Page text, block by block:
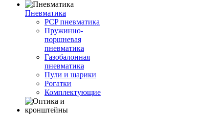
Пневматика
PCP пневматика
Пружинно-
поршневая
пневматика
Газобалонная
пневматика
Пули и шарики
Рогатки
Комплектующие